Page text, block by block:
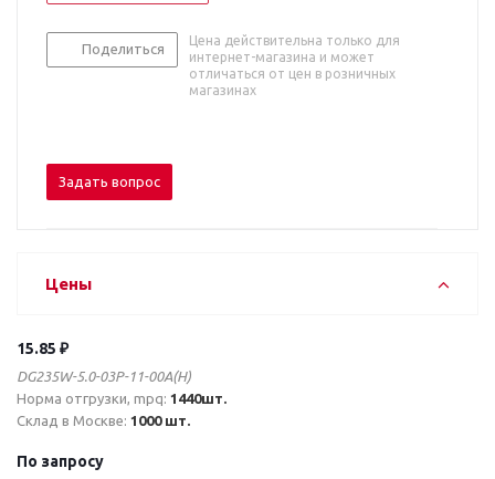
Поделиться
Цена действительна только для
интернет-магазина и может
отличаться от цен в розничных
магазинах
Задать вопрос
Цены
15.85 ₽
DG235W-5.0-03P-11-00A(H)
Норма отгрузки, mpq: 1440шт.
Склад в Москве: 1000 шт.
По запросу